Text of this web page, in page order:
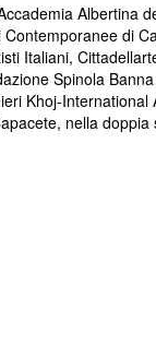
Albertina
di
Italiani,
Spinola Banna
Khoj-International
nella